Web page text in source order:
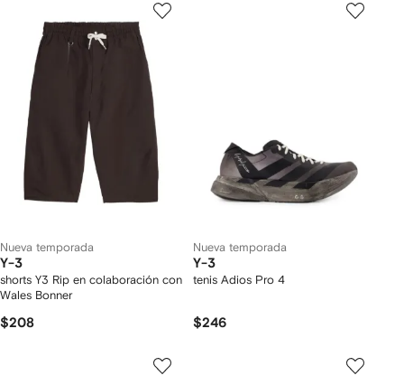
Nueva temporada
Y-3
shorts Y3 Rip en colaboración con
Wales Bonner
$208
Nueva temporada
Y-3
tenis Adios Pro 4
$246